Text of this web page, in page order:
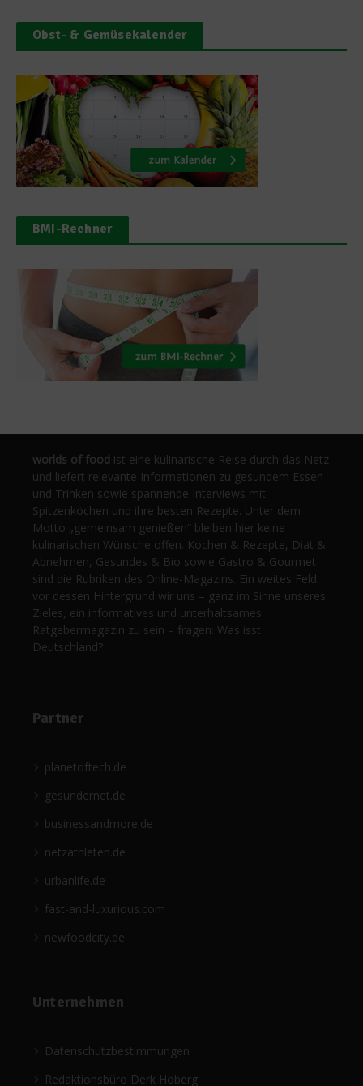
Obst- & Gemüsekalender
BMI-Rechner
worlds of food ist eine kulinarische Reise durch das Netz
und liefert relevante Informationen zu gesundem Essen
und Trinken sowie spannende Interviews mit
Spitzenköchen und ihre besten Rezepte. Unter dem
Motto „gemeinsam genießen“ bleiben hier keine
kulinarischen Wünsche offen. Kochen & Rezepte, Diät &
Abnehmen, Gesundes & Bio sowie Gastro & Gourmet
sind die Rubriken des Online-Magazins. Ein weites Feld,
vor dessen Hintergrund wir uns – ganz im Sinne unseres
Zieles, ein informatives und unterhaltsames
Ratgebermagazin zu sein – fragen: Was isst
Deutschland?
Partner
planetoftech.de
gesündernet.de
businessandmore.de
netzathleten.de
urbanlife.de
fast-and-luxurious.com
newfoodcity.de
Unternehmen
Datenschutzbestimmungen
Redaktionsbüro Derk Hoberg